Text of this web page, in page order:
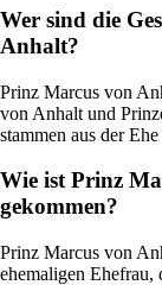
Wer sind die
Anhalt?
Prinz Marcus von
von Anhalt und
stammen aus der
Wie ist Prinz
gekommen?
Prinz Marcus von
ehemaligen